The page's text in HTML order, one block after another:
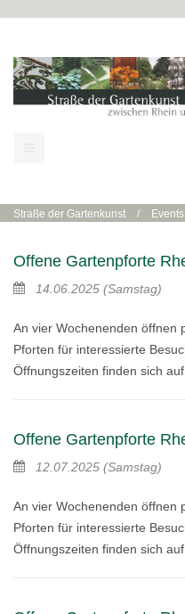
Straße der Gartenkunst / Events
Offene Gartenpforte
14.06.2025 (Samstag)
An vier Wochenenden öffnen
Pforten für interessierte
Öffnungszeiten finden sich
Offene Gartenpforte
12.07.2025 (Samstag)
An vier Wochenenden öffnen
Pforten für interessierte
Öffnungszeiten finden sich